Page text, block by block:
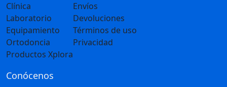
Clínica
Laboratorio
Equipamiento
Ortodoncia
Productos Xplora
Envíos
Devoluciones
Términos de uso
Privacidad
Conócenos